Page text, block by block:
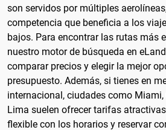
son servidos por múltiples
competencia que beneficia a los
bajos. Para encontrar las rutas más
nuestro motor de búsqueda en
comparar precios y elegir la mejor
presupuesto. Además, si tienes en
internacional, ciudades como
Lima suelen ofrecer tarifas
flexible con los horarios y reservar